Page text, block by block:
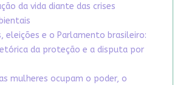
da vida diante das crises
eleições e o Parlamento brasileiro:
da proteção e a disputa por
mulheres ocupam o poder, o